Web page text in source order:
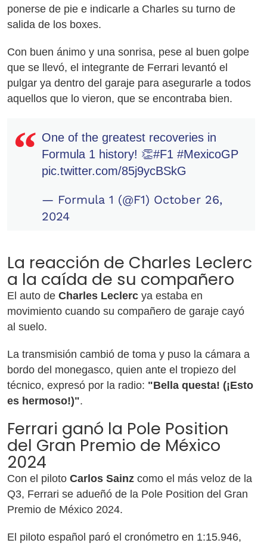
ponerse de pie e indicarle a Charles su turno de
salida de los boxes.
Con buen ánimo y una sonrisa, pese al buen golpe
que se llevó, el integrante de Ferrari levantó el
pulgar ya dentro del garaje para asegurarle a todos
aquellos que lo vieron, que se encontraba bien.
One of the greatest recoveries in
Formula 1 history! 👏#F1 #MexicoGP
pic.twitter.com/85j9ycBSkG
— Formula 1 (@F1) October 26,
2024
La reacción de Charles Leclerc
a la caída de su compañero
El auto de Charles Leclerc ya estaba en
movimiento cuando su compañero de garaje cayó
al suelo.
La transmisión cambió de toma y puso la cámara a
bordo del monegasco, quien ante el tropiezo del
técnico, expresó por la radio: "Bella questa! (¡Esto
es hermoso!)".
Ferrari ganó la Pole Position
del Gran Premio de México
2024
Con el piloto Carlos Sainz como el más veloz de la
Q3, Ferrari se adueñó de la Pole Position del Gran
Premio de México 2024.
El piloto español paró el cronómetro en 1:15.946,